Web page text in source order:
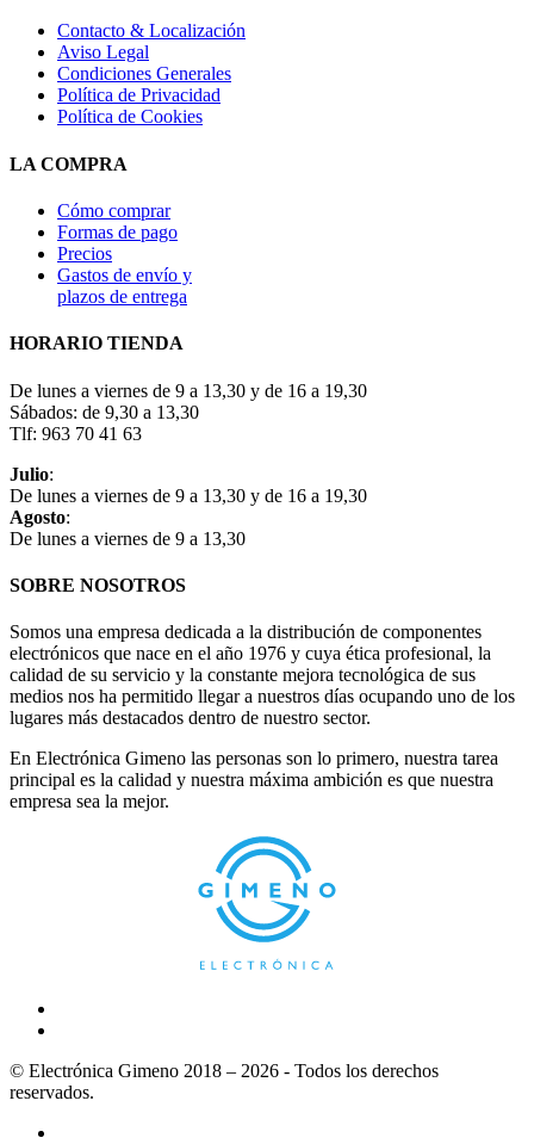
Contacto & Localización
Aviso Legal
Condiciones Generales
Política de Privacidad
Política de Cookies
LA COMPRA
Cómo comprar
Formas de pago
Precios
Gastos de envío y
plazos de entrega
HORARIO TIENDA
De lunes a viernes de 9 a 13,30 y de 16 a 19,30
Sábados: de 9,30 a 13,30
Tlf: 963 70 41 63
Julio:
De lunes a viernes de 9 a 13,30 y de 16 a 19,30
Agosto:
De lunes a viernes de 9 a 13,30
SOBRE NOSOTROS
Somos una empresa dedicada a la distribución de componentes
electrónicos que nace en el año 1976 y cuya ética profesional, la
calidad de su servicio y la constante mejora tecnológica de sus
medios nos ha permitido llegar a nuestros días ocupando uno de los
lugares más destacados dentro de nuestro sector.
En Electrónica Gimeno las personas son lo primero, nuestra tarea
principal es la calidad y nuestra máxima ambición es que nuestra
empresa sea la mejor.
© Electrónica Gimeno 2018 – 2026 - Todos los derechos
reservados.